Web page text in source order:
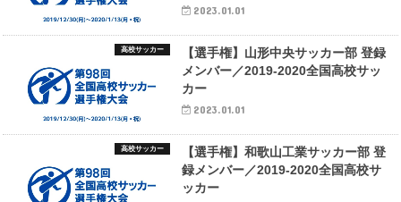
2023.01.01
高校サッカー
【選手権】山形中央サッカー部 登録
メンバー／2019-2020全国高校サッ
カー
2023.01.01
高校サッカー
【選手権】和歌山工業サッカー部 登
録メンバー／2019-2020全国高校サ
ッカー